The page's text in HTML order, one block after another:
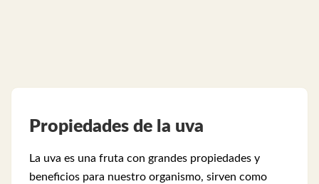
Propiedades de la uva
La uva es una fruta con grandes propiedades y
beneficios para nuestro organismo, sirven como